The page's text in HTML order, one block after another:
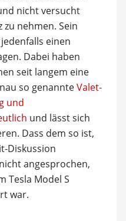
nicht versucht
zu nehmen. Sein
einen
Dabei haben
seit langem eine
so genannteValet-
und
und lässt sich
Dass dem so ist,
Diskussion
angesprochen,
Tesla Model S
war.